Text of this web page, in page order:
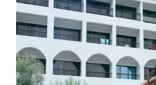
springen